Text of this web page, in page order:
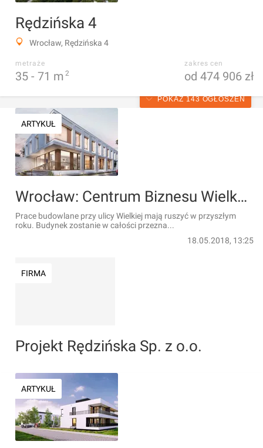
Rędzińska 4
Wrocław, Rędzińska 4
metraże
35 - 71 m 2
zakres cen
od 474 906 zł
POKAŻ 143 OGŁOSZEŃ
ARTYKUŁ
Wrocław: Centrum Biznesu Wielka – CTE wybuduje biurowiec obok Sky Tower [WIZUALIZACJA]
Prace budowlane przy ulicy Wielkiej mają ruszyć w przyszłym
roku. Budynek zostanie w całości przezna...
18.05.2018, 13:25
FIRMA
Projekt Rędzińska Sp. z o.o.
ARTYKUŁ